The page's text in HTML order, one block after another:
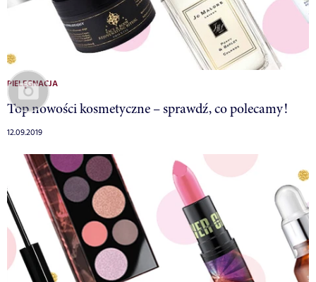
PIELĘGNACJA
Top nowości kosmetyczne – sprawdź, co polecamy!
12.09.2019